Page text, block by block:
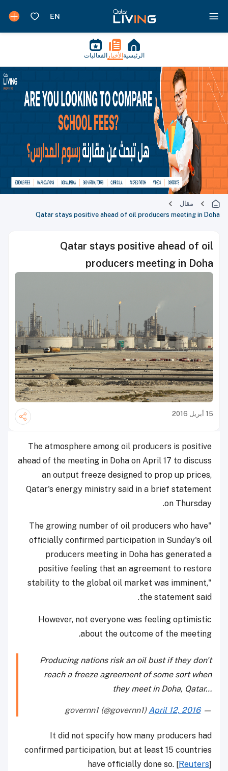
الرئيسية الأخبار الفعاليات
مقال
Qatar stays positive ahead of oil producers meeting in Doha
Qatar stays positive ahead of oil
producers meeting in Doha
15 أبريل 2016
The atmosphere among oil producers is positive
ahead of the meeting in Doha on April 17 to discuss
an output freeze designed to prop up prices,
Qatar's energy ministry said in a brief statement
on Thursday.
"The growing number of oil producers who have
officially confirmed participation in Sunday's oil
producers meeting in Doha has generated a
positive feeling that an agreement to restore
stability to the global oil market was imminent,"
the statement said.
However, not everyone was feeling optimistic
about the outcome of the meeting.
Producing nations risk an oil bust if they don't
reach a freeze agreement of some sort when
they meet in Doha, Qatar…
— governn1 (@governn1)
April 12, 2016
It did not specify how many producers had
confirmed participation, but at least 15 countries
have officially done so. [Reuters]